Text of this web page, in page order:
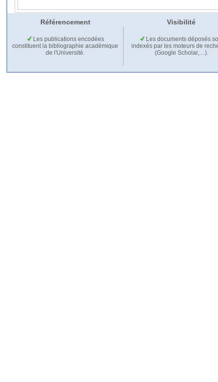
Référencement Visibilité
Les publications encodées
constituent la bibliographie académique
de l'Université.
Les documents déposés
indexés par les moteurs de
(Google Scholar,…).